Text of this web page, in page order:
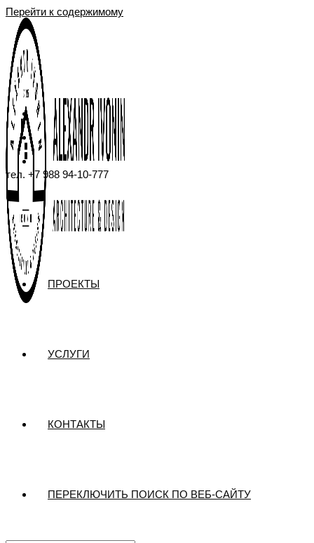
Перейти к содержимому
тел. +7 988 94-10-777
ПРОЕКТЫ
УСЛУГИ
КОНТАКТЫ
ПЕРЕКЛЮЧИТЬ ПОИСК ПО ВЕБ-САЙТУ